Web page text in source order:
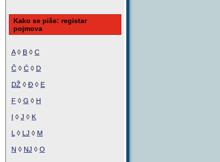
Kako se piše: registar
pojmova
A◊ B ◊ C
Č ◊ Ć ◊ D
DŽ ◊ Đ ◊ E
F ◊ G ◊ H
I ◊ J ◊ K
L ◊ LJ ◊ M
N ◊ NJ ◊ O